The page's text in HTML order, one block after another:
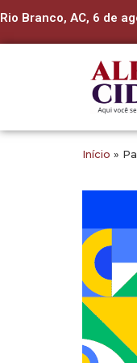
Rio Branco, AC, 6 de
Início »